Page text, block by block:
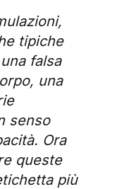
tipiche
falsa
una
senso
Ora
queste
più